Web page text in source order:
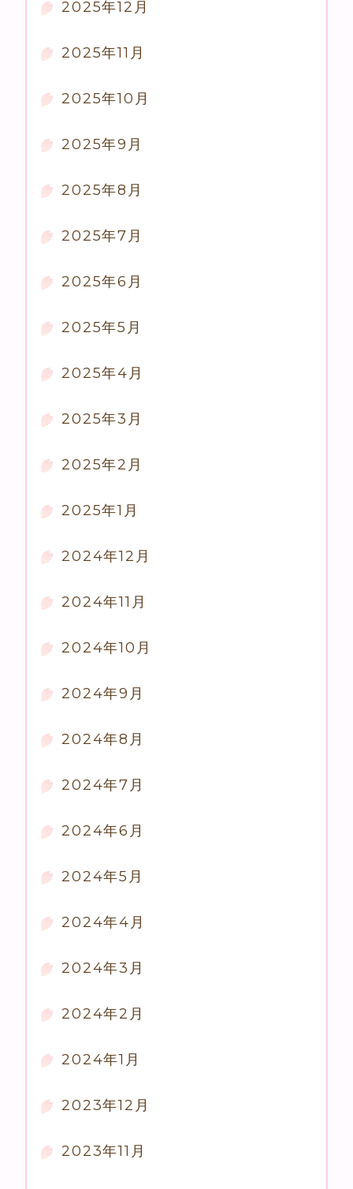
2025年12月
2025年11月
2025年10月
2025年9月
2025年8月
2025年7月
2025年6月
2025年5月
2025年4月
2025年3月
2025年2月
2025年1月
2024年12月
2024年11月
2024年10月
2024年9月
2024年8月
2024年7月
2024年6月
2024年5月
2024年4月
2024年3月
2024年2月
2024年1月
2023年12月
2023年11月